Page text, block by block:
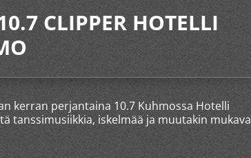
CLIPPER HOTELLI
kerran perjantaina 10.7 Kuhmossa Hotelli
tanssimusiikkia, iskelmää ja muutakin